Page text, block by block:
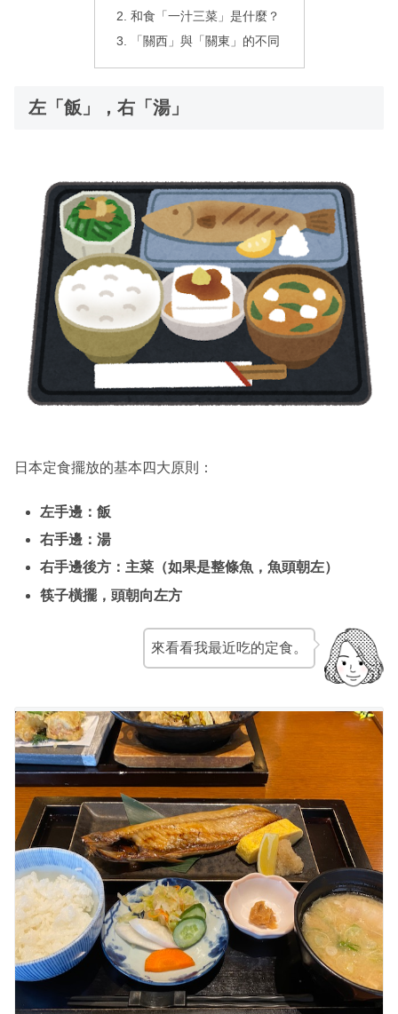
和食「一汁三菜」是什麼？
「關西」與「關東」的不同
左「飯」，右「湯」
日本定食擺放的基本四大原則：
左手邊：飯
右手邊：湯
右手邊後方：主菜（如果是整條魚，魚頭朝左）
筷子橫擺，頭朝向左方
來看看我最近吃的定食。